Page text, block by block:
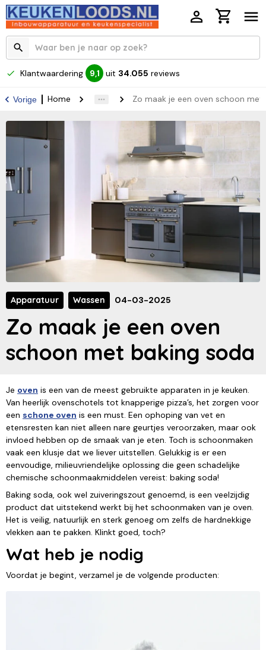
Klantwaardering 9,1 uit 34.055 reviews
Vorige Home Zo maak je een oven schoon met
Apparatuur Wassen 04-03-2025
Zo maak je een oven
schoon met baking soda
Je oven is een van de meest gebruikte apparaten in je keuken.
Van heerlijk ovenschotels tot knapperige pizza’s, het zorgen voor
een schone oven is een must. Een ophoping van vet en
etensresten kan niet alleen nare geurtjes veroorzaken, maar ook
invloed hebben op de smaak van je eten. Toch is schoonmaken
vaak een klusje dat we liever uitstellen. Gelukkig is er een
eenvoudige, milieuvriendelijke oplossing die geen schadelijke
chemische schoonmaakmiddelen vereist: baking soda!
Baking soda, ook wel zuiveringszout genoemd, is een veelzijdig
product dat uitstekend werkt bij het schoonmaken van je oven.
Het is veilig, natuurlijk en sterk genoeg om zelfs de hardnekkige
vlekken aan te pakken. Klinkt goed, toch?
Wat heb je nodig
Voordat je begint, verzamel je de volgende producten: